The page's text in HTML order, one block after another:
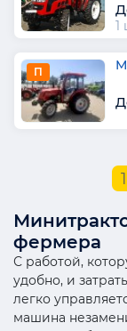
1
П
1
фермера
С работой,
удобно, и
легко
машина